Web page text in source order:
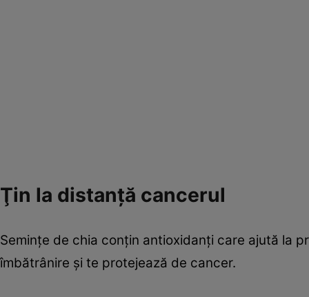
Ţin la distanţă cancerul
Seminţe de chia conţin antioxidanţi care ajută la
îmbătrânire şi te protejează de cancer.